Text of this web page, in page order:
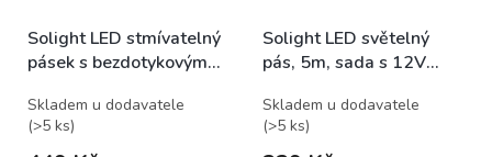
Solight LED stmívatelný
pásek s bezdotykovým
4000K, IP65, 230V
Skladem u dodavatele
(>5 ks)
Solight LED světelný
pás, 5m, sada s 12V
IP20, neutrální bílá
Skladem u dodavatele
(>5 ks)